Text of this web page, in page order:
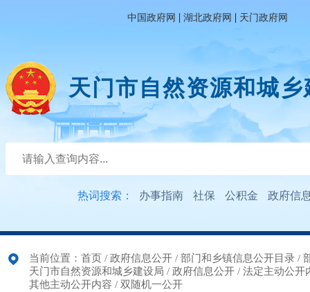
中国政府网 | 湖北政府网 | 天门政府网
天门市自然资源和城
热词搜索： 办事指南 社保 公积金 政府信
当前位置： 首页 / 政府信息公开 / 部门和乡镇信息公开目录 /
天门市自然资源和城乡建设局 / 政府信息公开 / 法定主动公开
其他主动公开内容 / 双随机一公开